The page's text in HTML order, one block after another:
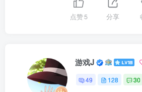
点赞5 分享
游戏J
49 128 30